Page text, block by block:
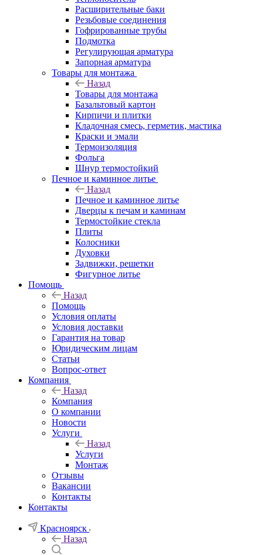
Расширительные баки
Резьбовые соединения
Гофрированные трубы
Подмотка
Регулирующая арматура
Запорная арматура
Товары для монтажа
Назад
Товары для монтажа
Базальтовый картон
Кирпичи и плитки
Кладочная смесь, герметик, мастика
Краски и эмали
Термоизоляция
Фольга
Шнур термостойкий
Печное и каминное литье
Назад
Печное и каминное литье
Дверцы к печам и каминам
Термостойкие стекла
Плиты
Колосники
Духовки
Задвижки, решетки
Фигурное литье
Помощь
Назад
Помощь
Условия оплаты
Условия доставки
Гарантия на товар
Юридическим лицам
Статьи
Вопрос-ответ
Компания
Назад
Компания
О компании
Новости
Услуги
Назад
Услуги
Монтаж
Отзывы
Вакансии
Контакты
Контакты
Красноярск
Назад